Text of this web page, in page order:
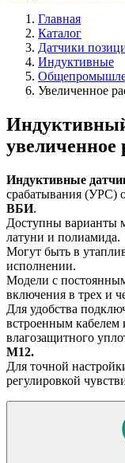
Главная
Каталог
Датчики
Индуктивные
Увеличенное
увеличенное
Индуктивные
срабатывания (УРС)
ВБИ.
Доступны варианты
латуни и полиамида.
Могут быть в
исполнении.
Модели с
включения в трех и
Для удобства
встроенным кабелем
влагозащитного
М12.
Для точной
регулировкой